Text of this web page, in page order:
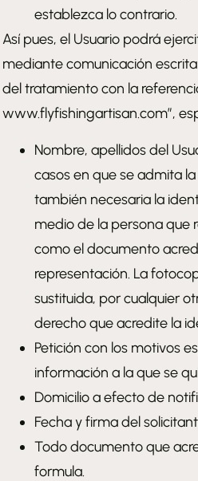
establezca lo contrario.
Así pues, el Usuario podrá
mediante comunicación
del tratamiento con la
www.flyfishingartisan.com”,
Nombre, apellidos del
casos en que se admita
también necesaria la
medio de la persona que
como el documento
representación. La
sustituida, por cualquier
derecho que acredite la
Petición con los motivos
información a la que se
Domicilio a efecto de
Fecha y firma del
Todo documento que
formula.